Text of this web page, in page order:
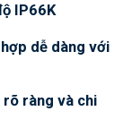
IP66K
dễ dàng với
rõ ràng và chi